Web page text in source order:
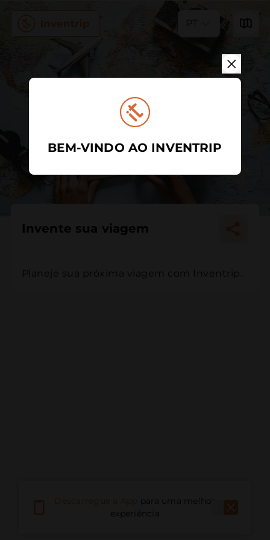
PT
Invente sua viagem
Planeje sua próxima viagem com Inventrip.
para uma melhor
experiência
BEM-VINDO AO INVENTRIP